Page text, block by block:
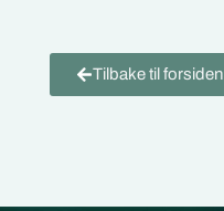
Tilbake til forsiden